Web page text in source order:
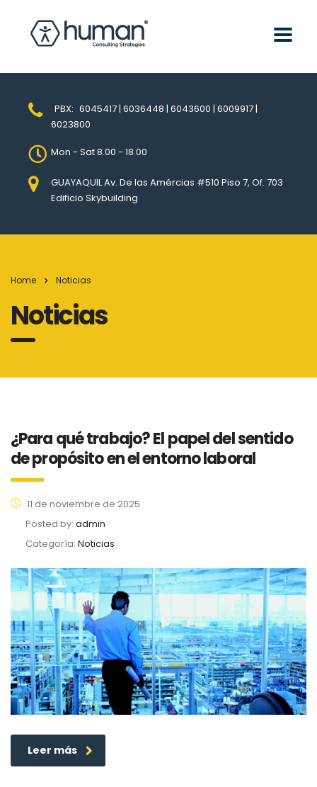
PBX: 6045417 | 6036448 | 6043600 | 6009917 |
6023800
Mon - Sat 8.00 - 18.00
GUAYAQUIL Av. De las Amércias #510 Piso 7, Of. 703
Edificio Skybuilding
Home Noticias
Noticias
¿Para qué trabajo? El papel del sentido
de propósito en el entorno laboral
11 de noviembre de 2025
Posted by: admin
Categoría: Noticias
Leer más